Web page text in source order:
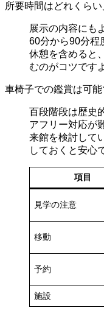
所要時間はどれくら
展示の内容にも
60分から90分程
休憩を含めると
むのがコツです
車椅子での鑑賞は可能
百段階段は歴史
アフリー対応が
来館を検討して
しておくと安心
項目
見学の注意
移動
予約
施設